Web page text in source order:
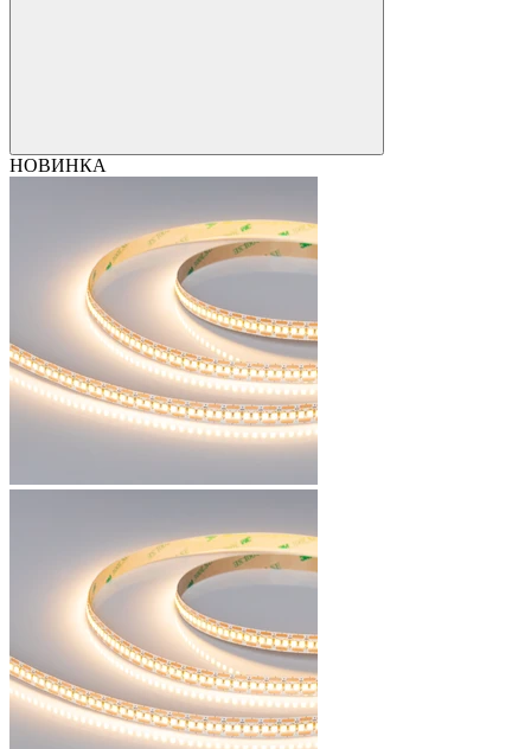
НОВИНКА